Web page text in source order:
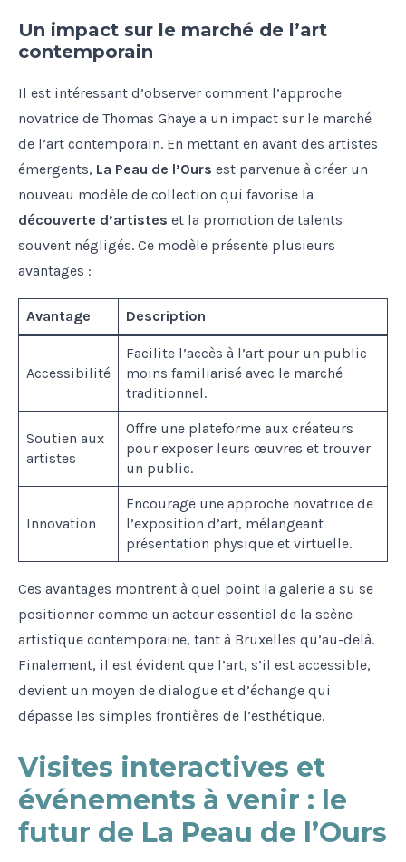
Un impact sur le marché de l’art
contemporain
Il est intéressant d’observer comment l’approche
novatrice de Thomas Ghaye a un impact sur le marché
de l’art contemporain. En mettant en avant des artistes
émergents, La Peau de l’Ours est parvenue à créer un
nouveau modèle de collection qui favorise la
découverte d’artistes et la promotion de talents
souvent négligés. Ce modèle présente plusieurs
avantages :
Avantage Description
Accessibilité
Facilite l’accès à l’art pour un public
moins familiarisé avec le marché
traditionnel.
Soutien aux
artistes
Offre une plateforme aux créateurs
pour exposer leurs œuvres et trouver
un public.
Innovation
Encourage une approche novatrice de
l’exposition d’art, mélangeant
présentation physique et virtuelle.
Ces avantages montrent à quel point la galerie a su se
positionner comme un acteur essentiel de la scène
artistique contemporaine, tant à Bruxelles qu’au-delà.
Finalement, il est évident que l’art, s’il est accessible,
devient un moyen de dialogue et d’échange qui
dépasse les simples frontières de l’esthétique.
Visites interactives et
événements à venir : le
futur de La Peau de l’Ours